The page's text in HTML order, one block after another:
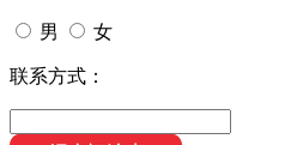
男 女
联系方式：